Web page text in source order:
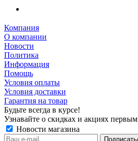
Компания
О компании
Новости
Политика
Информация
Помощь
Условия оплаты
Условия доставки
Гарантия на товар
Будьте всегда в курсе!
Узнавайте о скидках и акциях первым
Новости магазина